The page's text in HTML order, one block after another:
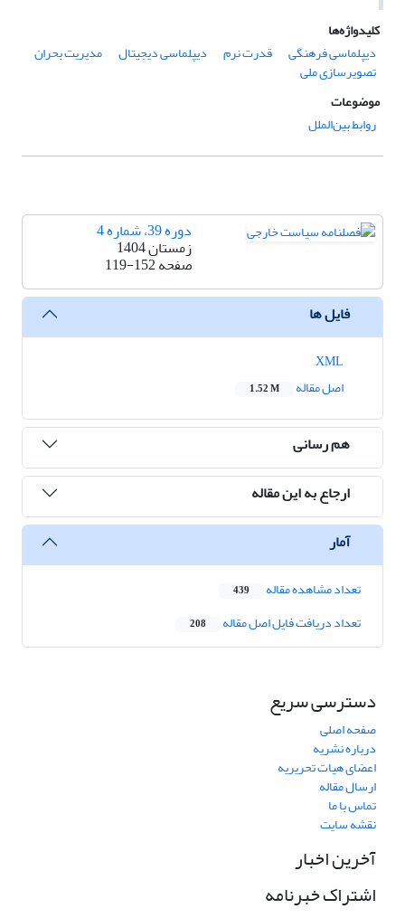
کلیدواژه‌ها
دیپلماسی فرهنگی
قدرت نرم دیپلماسی دیجیتال مدیریت بحران
تصویرسازی ملی
موضوعات
روابط بین‌الملل
دوره 39، شماره 4
زمستان 1404
صفحه119-152
فایل ها
اصل مقاله
1.52 M
هم رسانی
ارجاع به این مقاله
آمار
تعداد مشاهده مقاله 439
تعداد دریافت فایل اصل مقاله 208
دسترسی سریع
صفحه اصلی
درباره نشریه
اعضای هیات تحریریه
ارسال مقاله
تماس با ما
نقشه سایت
آخرین اخبار
اشتراک خبرنامه